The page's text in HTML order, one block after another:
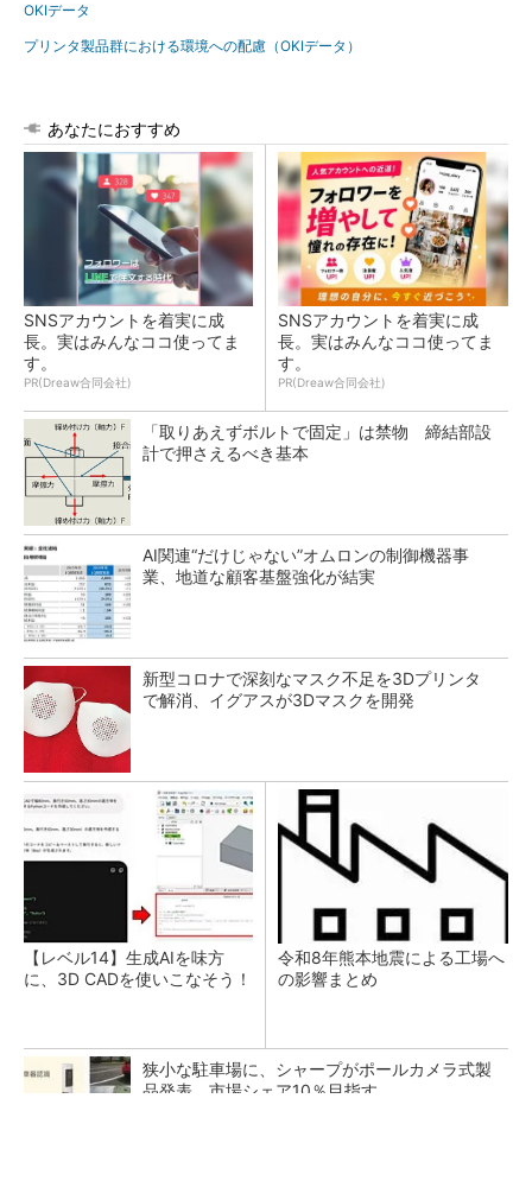
OKIデータ
プリンタ製品群における環境への配慮（OKIデータ）
あなたにおすすめ
SNSアカウントを着実に成
長。実はみんなココ使ってま
す。
PR(Dreaw合同会社)
SNSアカウントを着実に成
長。実はみんなココ使ってま
す。
PR(Dreaw合同会社)
「取りあえずボルトで固定」は禁物 締結部設
計で押さえるべき基本
AI関連“だけじゃない”オムロンの制御機器事
業、地道な顧客基盤強化が結実
新型コロナで深刻なマスク不足を3Dプリンタ
で解消、イグアスが3Dマスクを開発
【レベル14】生成AIを味方
に、3D CADを使いこなそう！
令和8年熊本地震による工場へ
の影響まとめ
狭小な駐車場に、シャープがポールカメラ式製
品発表 市場シェア10％目指す